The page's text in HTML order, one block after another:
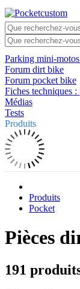
Parking mini-
Forum dirt bike
Forum pocket bike
Fiches techniques
Médias
Tests
Produits
Produits
Pocket
Pièces
191